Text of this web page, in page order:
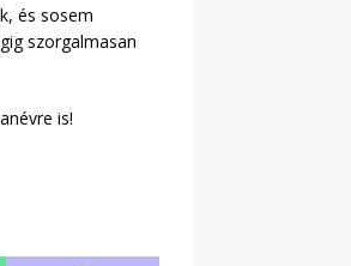
és sosem
szorgalmasan
is!